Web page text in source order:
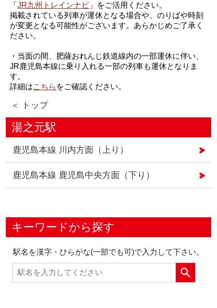
「JR九州トレインナビ 」をご活用ください。
掲載されている列車が運休となる場合や、のりばや時刻
が変更となる可能性がございます。あらかじめご了承く
ださい。
・当面の間、肥薩おれんじ鉄道線内の一部運休に伴い、
JR鹿児島本線に乗り入れる一部の列車も運休となりま
す。
詳細はこちら をご確認ください。
＜ トップ
湯之元駅
鹿児島本線 川内方面（上り）
鹿児島本線 鹿児島中央方面（下り）
キーワードから探す
駅名を漢字・ひらがな(一部でも可)で入力して下さい。